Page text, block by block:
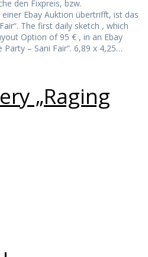
den Fixpreis, bzw.
Ebay Auktion übertrifft, ist das
The first daily sketch , which
Option of 95 € , in an Ebay
– Sani Fair“. 6,89 x 4,25…
„Raging